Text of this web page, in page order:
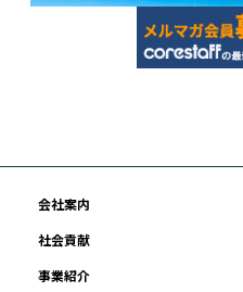
会社案内
社会貢献
事業紹介